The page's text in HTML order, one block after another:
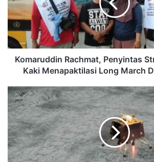
Komaruddin Rachmat, Penyintas
Kaki Menapaktilasi Long March